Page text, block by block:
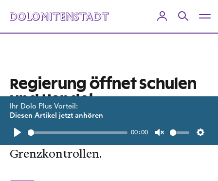
Ihr Dolo Plus Vorteil:
Diesen Artikel jetzt anhören
Play
00:00
Unmute
Regierung öffnet Schulen
und Handel
Verpflichtende Schnelltests für
Schul- und Friseurbesuche. Schärfere
Grenzkontrollen.